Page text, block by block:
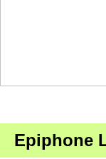
Epiphone